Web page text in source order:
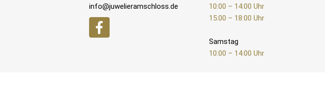
info@juwelieramschloss.de
10:00 – 14:00 Uhr
15:00 – 18:00 Uhr
Samstag
10:00 – 14:00 Uhr